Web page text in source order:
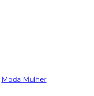
Moda Mulher